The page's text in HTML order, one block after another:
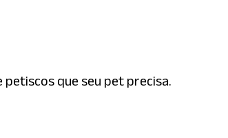
que seu pet precisa.